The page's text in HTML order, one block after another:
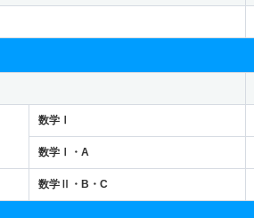
数学Ⅰ
数学Ⅰ・A
数学Ⅱ・B・C